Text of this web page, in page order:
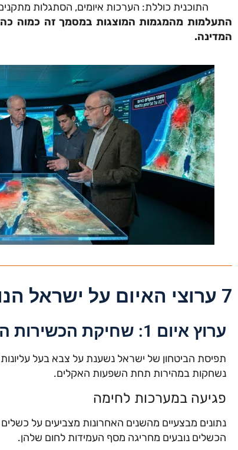
התוכנית כוללת: הערכות איומים, הסתגלות
התעלמות מהמגמות המוצגות במסמך זה כמוה
המדינה.
7 ערוצי האיום על ישראל הנובעים משינויי האקלים
ערוץ איום 1: שחיקת הכשירות המבצעית של צה"ל
תפיסת הביטחון של ישראל נשענת על צבא בעל עליונות
נשחקות במהירות תחת השפעות האקלים.
פגיעה במערכות לחימה
נתונים מבצעיים מהשנים האחרונות מצביעים על
הכשלים נובעים מחריגה מסף העמידות לחום שלהן.